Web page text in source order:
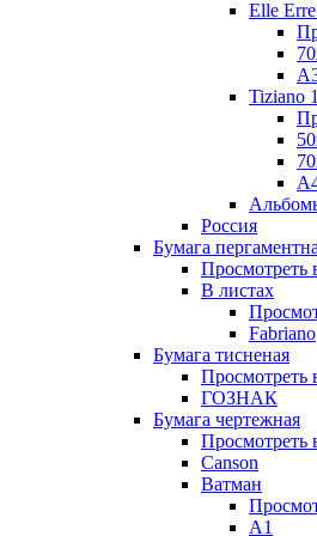
Elle
Tiziano
Россия
Бумага
Просмотреть
В листах
Fabriano
Бумага тисненая
Просмотреть
ГОЗНАК
Бумага чертежная
Просмотреть
Canson
Ватман
А1